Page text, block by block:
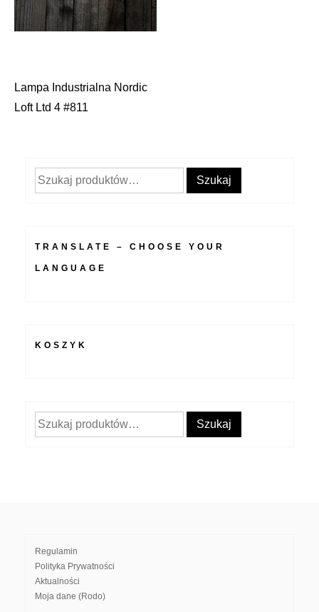
Nawigacja
Lampa Industrialna Nordic
Loft Ltd 4 #811
Szukaj: Szukaj
TRANSLATE – CHOOSE YOUR
LANGUAGE
KOSZYK
Szukaj: Szukaj
Regulamin
Polityka Prywatności
Aktualności
Moja dane (Rodo)